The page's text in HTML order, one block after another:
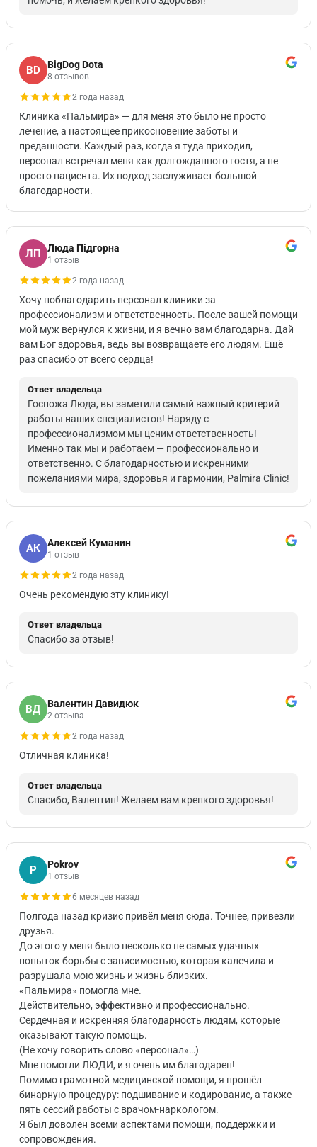
BD BigDog Dota
8 отзывов
2 года назад
Клиника «Пальмира» — для меня это было не просто
лечение, а настоящее прикосновение заботы и
преданности. Каждый раз, когда я туда приходил,
персонал встречал меня как долгожданного гостя, а не
просто пациента. Их подход заслуживает большой
благодарности.
ЛП Люда Підгорна
1 отзыв
2 года назад
Хочу поблагодарить персонал клиники за
профессионализм и ответственность. После вашей помощи
мой муж вернулся к жизни, и я вечно вам благодарна. Дай
вам Бог здоровья, ведь вы возвращаете его людям. Ещё
раз спасибо от всего сердца!
Ответ владельца
Госпожа Люда, вы заметили самый важный критерий
работы наших специалистов! Наряду с
профессионализмом мы ценим ответственность!
Именно так мы и работаем — профессионально и
ответственно. С благодарностью и искренними
пожеланиями мира, здоровья и гармонии, Palmira Clinic!
АК Алексей Куманин
1 отзыв
2 года назад
Очень рекомендую эту клинику!
Ответ владельца
Спасибо за отзыв!
ВД Валентин Давидюк
2 отзыва
2 года назад
Отличная клиника!
Ответ владельца
Спасибо, Валентин! Желаем вам крепкого здоровья!
P Pokrov
1 отзыв
6 месяцев назад
Полгода назад кризис привёл меня сюда. Точнее, привезли
друзья.
До этого у меня было несколько не самых удачных
попыток борьбы с зависимостью, которая калечила и
разрушала мою жизнь и жизнь близких.
«Пальмира» помогла мне.
Действительно, эффективно и профессионально.
Сердечная и искренняя благодарность людям, которые
оказывают такую помощь.
(Не хочу говорить слово «персонал»…)
Мне помогли ЛЮДИ, и я очень им благодарен!
Помимо грамотной медицинской помощи, я прошёл
бинарную процедуру: подшивание и кодирование, а также
пять сессий работы с врачом-наркологом.
Я был доволен всеми аспектами помощи, поддержки и
сопровождения.